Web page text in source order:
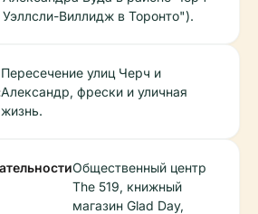
Уэллсли-Виллидж в Торонто").
Пересечение улиц Черч и
Александр, фрески и уличная
жизнь.
Общественный центр
The 519, книжный
магазин Glad Day,